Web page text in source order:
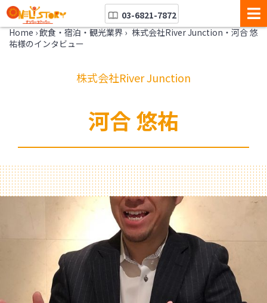
03-6821-7872
Home ›飲食・宿泊・観光業界 › 株式会社River Junction・河合 悠
祐様のインタビュー
株式会社River Junction
河合 悠祐